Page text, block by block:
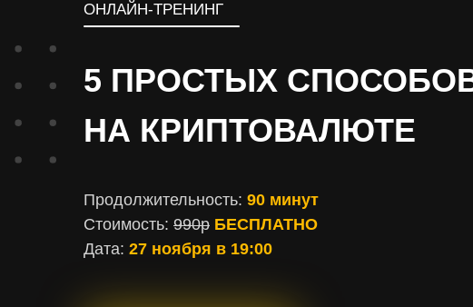
ОНЛАЙН-ТРЕНИНГ
Продолжительность: 90 минут
Стоимость: 990р БЕСПЛАТНО
Дата: 27 ноября в 19:00
5 ПРОСТЫХ
НА КРИПТОВАЛЮТЕ